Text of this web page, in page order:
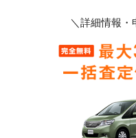
＼詳細情報・